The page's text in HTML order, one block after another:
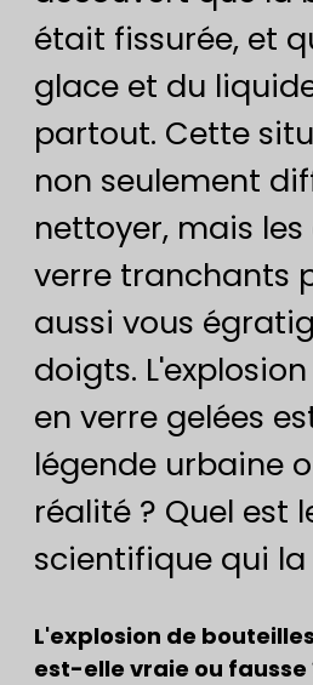
était fissurée, et
glace et du
partout. Cette
non seulement
nettoyer, mais
verre tranchants
aussi vous
doigts.
en verre gelées
légende urbaine
réalité ? Quel est
scientifique qui
L'explosion de
est-elle vraie ou fausse